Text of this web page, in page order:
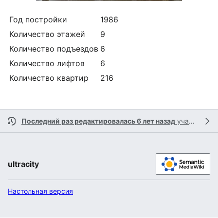
Год постройки
1986
Количество этажей
9
Количество подъездов 6
Количество лифтов
6
Количество квартир
216
Последний раз редактировалась 6 лет назад участником
ultracity
Настольная версия